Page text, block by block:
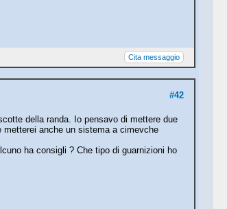
Cita messaggio
#42
della randa. Io pensavo di mettere due
anche un sistema a cimevche
ha consigli ? Che tipo di guarnizioni ho